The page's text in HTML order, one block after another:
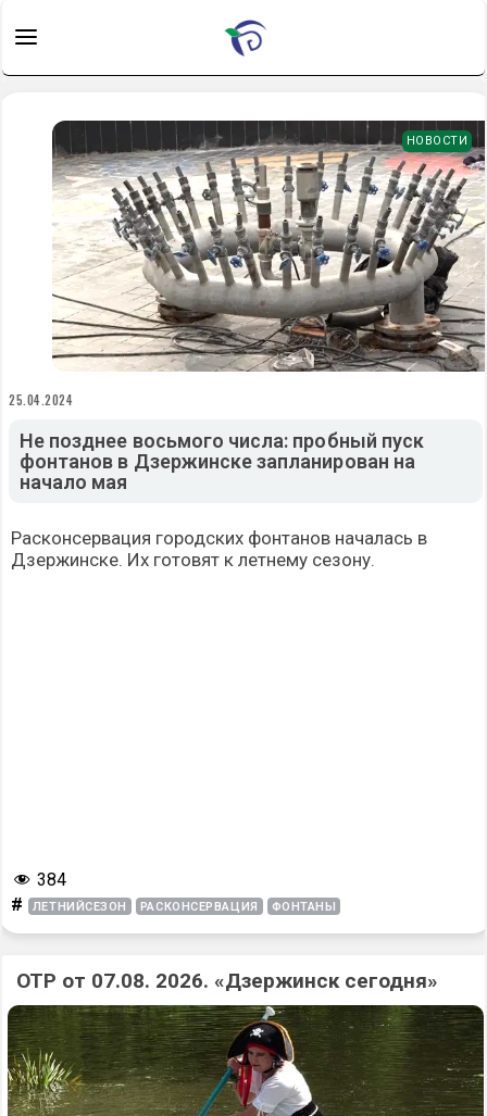
НОВОСТИ
25.04.2024
Не позднее восьмого числа: пробный пуск
фонтанов в Дзержинске запланирован на
начало мая
Расконсервация городских фонтанов началась в
Дзержинске. Их готовят к летнему сезону.
384
# ЛЕТНИЙСЕЗОН РАСКОНСЕРВАЦИЯ ФОНТАНЫ
ОТР от 07.08. 2026. «Дзержинск сегодня»